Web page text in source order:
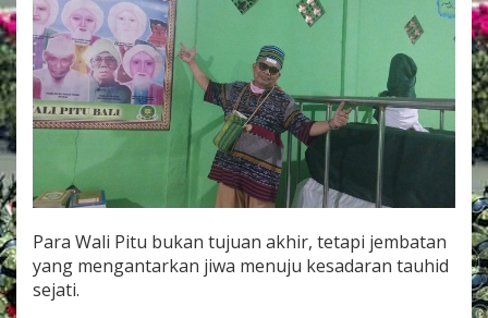
Para Wali Pitu bukan tujuan akhir, tetapi jembatan
yang mengantarkan jiwa menuju kesadaran tauhid
sejati.